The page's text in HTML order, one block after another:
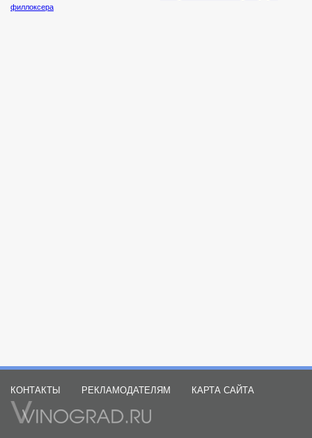
филлоксера
КОНТАКТЫ РЕКЛАМОДАТЕЛЯМ КАРТА САЙТА